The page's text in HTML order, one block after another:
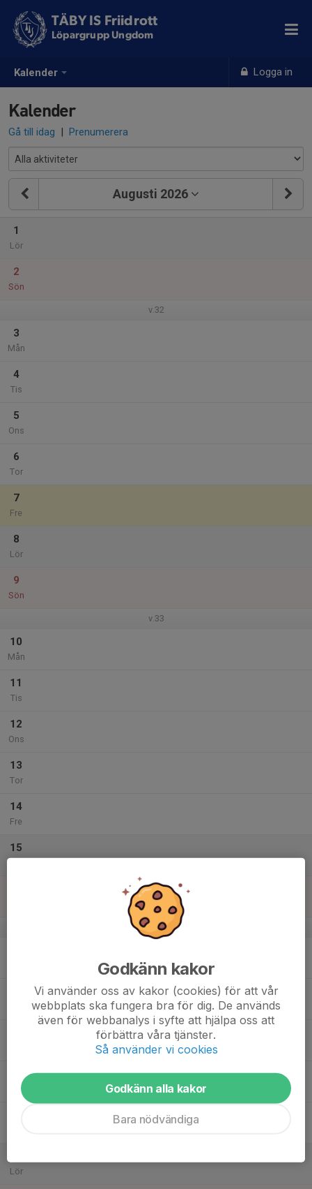
Kalender Logga in
TÄBY IS Friidrott
Löpargrupp Ungdom
Kalender
Gå till idag | Prenumerera
Augusti 2026
1
Lör
2
Sön
v.32
3
Mån
4
Tis
5
Ons
6
Tor
7
Fre
8
Lör
9
Sön
v.33
10
Mån
11
Tis
12
Ons
13
Tor
14
Fre
15
v.34
Tor
Lör
Godkänn kakor
Vi använder oss av kakor (cookies) för att vår
webbplats ska fungera bra för dig. De används
även för webbanalys i syfte att hjälpa oss att
förbättra våra tjänster.
Så använder vi cookies
Godkänn alla kakor
Bara nödvändiga